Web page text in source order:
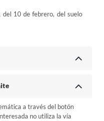
10 de febrero, del suelo
a través del botón
no utiliza la vía